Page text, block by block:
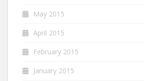
May 2015
April 2015
February 2015
January 2015